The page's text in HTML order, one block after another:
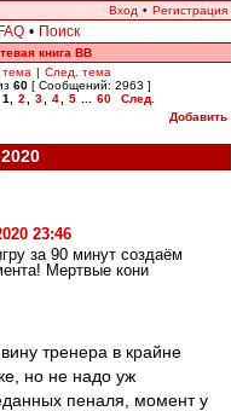
Вход • Регистрация
FAQ • Поиск
книга ВВ
| След. тема
60 [ Сообщений: 2963 ]
1 2 3 4 5 60
След.
Добавить
23:46
за 90 минут создаём
Мертвые кони
тренера в крайне
но не надо уж
пеналя, момент у